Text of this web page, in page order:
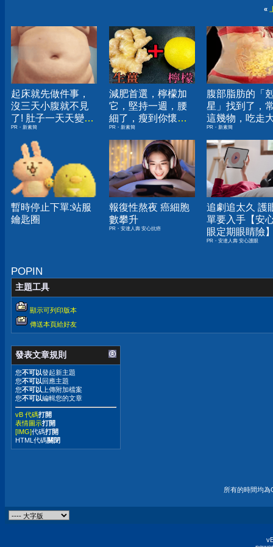
«
起床就先做件事，
沒三天小腹就不見
了! 肚子一天天變
小！
PR・新素簡
減肥首選，檸檬加
它，堅持一週，腰
細了，瘦到你懷疑
人生
PR・新素簡
腹部脂肪的「
星」找到了，
這幾物，吃走
囊，瘦出小蠻
PR・新素簡
暫時停止下單:站服
鑰匙圈
報復性熬夜 癌細胞
數攀升
PR・安達人壽 安心抗癌
追劇追太久 護
單要入手【安
眼定期眼睛險
PR・安達人壽 安心護眼
POPIN
主題工具
顯示可列印版本
傳送本頁給好友
發表文章規則
您不可以發起新主題
您不可以 回應主題
您不可以 上傳附加檔案
您不可以編輯您的文章
vB 代碼打開
表情圖示打開
[IMG]代碼打開
HTML代碼關閉
所有的時間均為